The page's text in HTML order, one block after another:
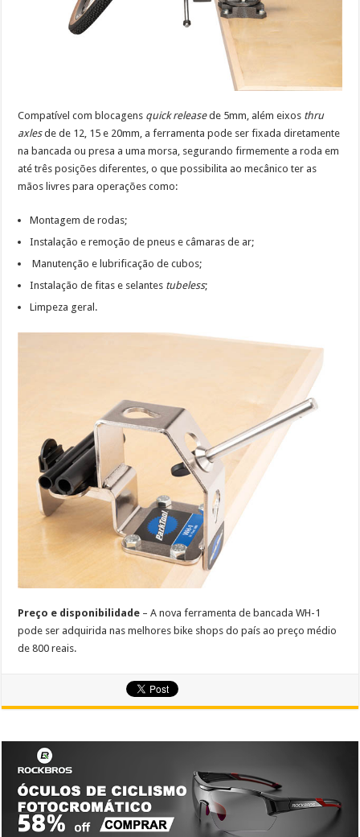
Compatível com blocagens quick releasede 5mm, além eixos thru
axlesde de 12, 15 e 20mm, a ferramenta pode ser fixada diretamente
na bancada ou presa a uma morsa, segurando firmemente a roda em
até três posições diferentes, o que possibilita ao mecânico ter as
mãos livres para operações como:
Montagem de rodas;
Instalação e remoção de pneus e câmaras de ar;
Manutenção e lubrificação de cubos;
Instalação de fitas e selantes tubeless;
Limpeza geral.
Preço e disponibilidade – A nova ferramenta de bancada WH-1
pode ser adquirida nas melhores bike shops do país ao preço médio
de 800 reais.